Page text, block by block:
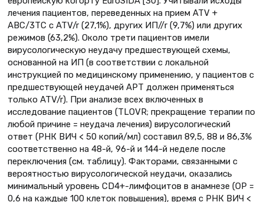
лечения пациентов, переведенных на прием ATV +
ABC/3TC c ATV/r (27,1%), других ИП//r (9,7%) или других
режимов (63,2%). Около трети пациентов имели
вирусологическую неудачу предшествующей схемы,
основанной на ИП (в соответствии с локальной
инструкцией по медицинскому применению, у пациентов с
предшествующей неудачей АРТ должен применяться
только ATV/r). При анализе всех включенных в
исследование пациентов (TLOVR; прекращение терапии по
любой причине = неудача лечения) вирусологический
ответ (РНК ВИЧ < 50 копий/мл) составил 89,5, 88 и 86,3%
соответственно на 48-й, 96-й и 144-й неделе после
переключения (см. таблицу). Факторами, связанными с
вероятностью вирусологической неудачи, оказались
минимальный уровень CD4+-лимфоцитов в анамнезе (ОР =
0,6 на каждые 100 клеток повышения), время с РНК ВИЧ <